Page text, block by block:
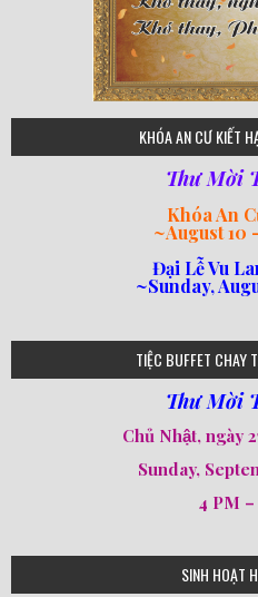
loi-
KHÓA AN CƯ KIẾT
Thư Mời
Khóa An
~August 10
Đại Lễ Vu
~Sunday,
TIỆC BUFFET CHAY
Thư Mời
Chủ Nhật, ngày
Sunday,
4 PM
SINH HOẠT